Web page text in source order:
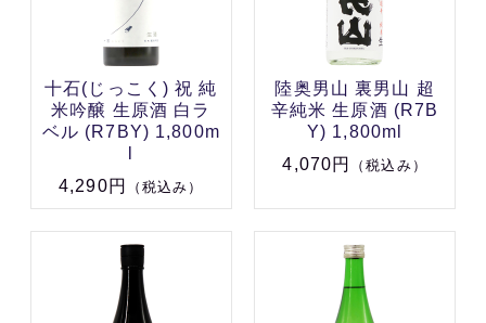
十石(じっこく) 祝 純
米吟醸 生原酒 白ラ
ベル (R7BY) 1,800m
4,290円
（税込み）
陸奥男山 裏男山 超
辛純米 生原酒 (R7B
Y) 1,800ml
4,070円
（税込み）